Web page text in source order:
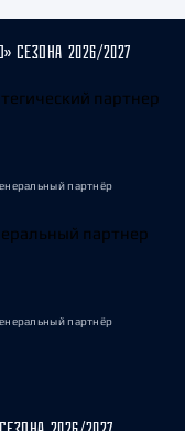
СЕЗОНА 2026/2027
партнёр
партнёр